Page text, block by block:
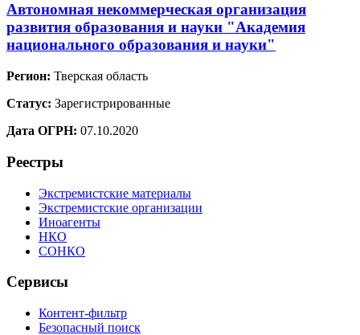
Автономная некоммерческая организация
развития образования и науки "Академия
национального образования и науки"
Регион: Тверская область
Статус: Зарегистрированные
Дата ОГРН: 07.10.2020
Реестры
Экстремистские материалы
Экстремистские организации
Иноагенты
НКО
СОНКО
Сервисы
Контент-фильтр
Безопасный поиск